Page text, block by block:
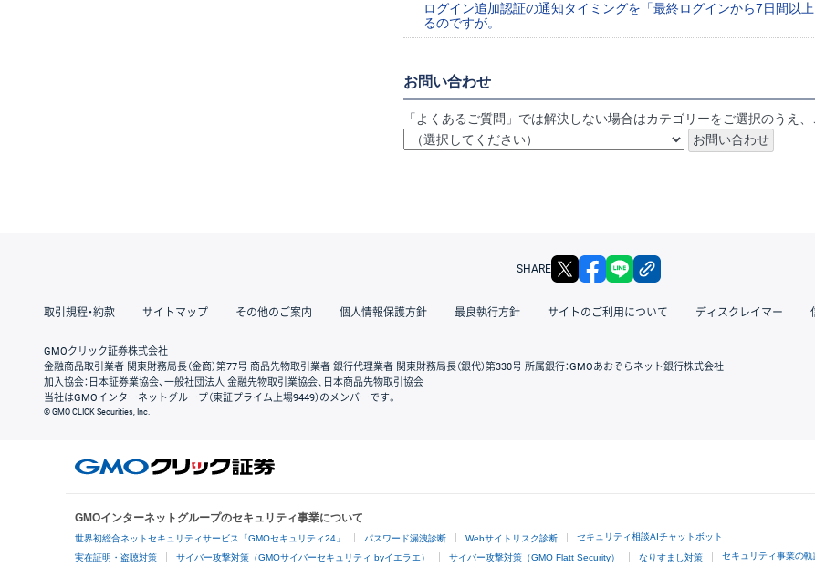
ログイン追加認証の通知タイミングを「最終ログインから7日間以
るのですが。
お問い合わせ
「よくあるご質問」では解決しない場合はカテゴリーをご選択のうえ
SHARE X facebook
取引規程・約款 サイトマップ その他のご案内 個人情報保護方針 最良執行方針 サイトのご利用について ディスクレイマー
GMOクリック証券株式会社
金融商品取引業者 関東財務局長（金商）第77号 商品先物取引業者 銀行代理業者 関東財務局長（銀代）第330号 所属銀行：GMOあおぞらネット銀行株式会社
加入協会：日本証券業協会、一般社団法人 金融先物取引業協会、日本商品先物取引協会
当社はGMOインターネットグループ（東証プライム上場9449）のメンバーです。
© GMO CLICK Securities, Inc.
GMOインターネットグループのセキュリティ事業について
世界初総合ネットセキュリティサービス「GMOセキュリティ24」 パスワード漏洩診断 Webサイトリスク診断 セキュリティ相談AIチャットボット
実在証明・盗聴対策 サイバー攻撃対策（GMOサイバーセキュリティ byイエラエ） サイバー攻撃対策（GMO Flatt Security） なりすまし対策 セキュリティ事業の軌